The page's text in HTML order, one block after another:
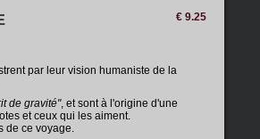
€ 9.25
par leur vision humaniste de la
de gravité", et sont à l'origine d'une
et ceux qui les aiment.
de ce voyage.